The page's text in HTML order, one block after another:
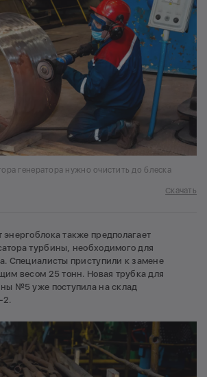
генератора нужно очистить до блеска
Скачать
также предполагает
турбины, необходимого для
Специалисты приступили к замене
весом 25 тонн. Новая трубка для
№5 уже поступила на склад
2.